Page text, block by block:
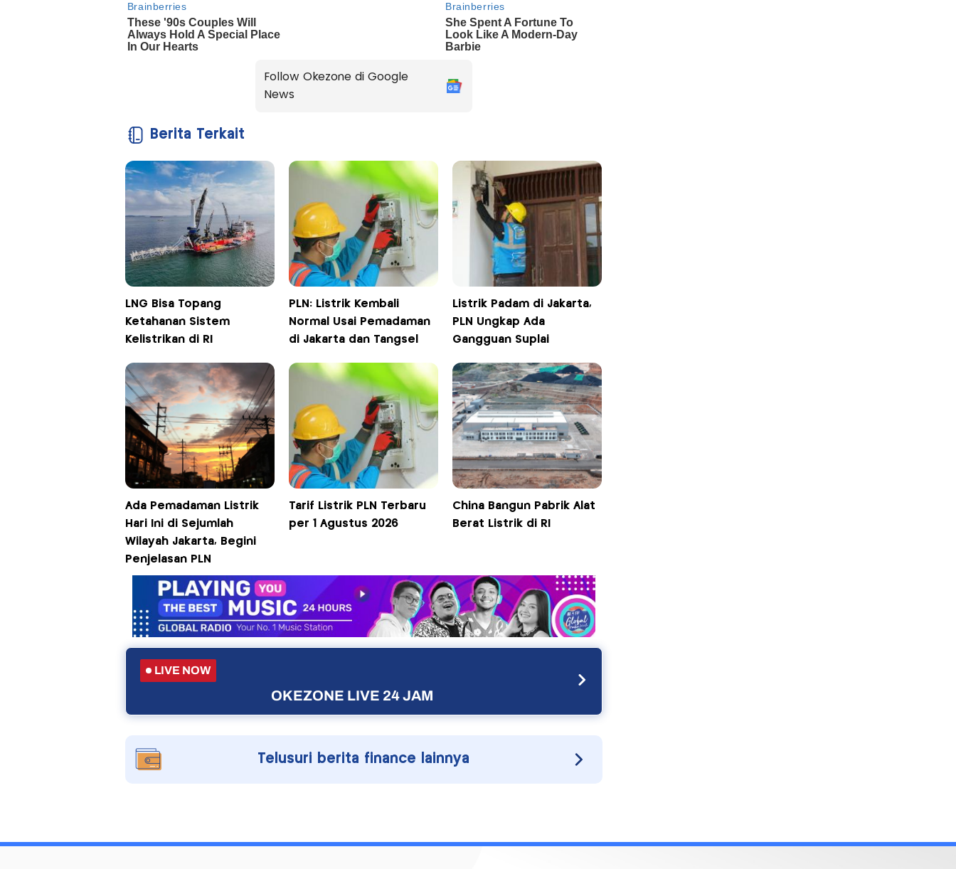
Follow Okezone di Google
News
Berita Terkait
LNG Bisa Topang
Ketahanan Sistem
Kelistrikan di RI
PLN: Listrik Kembali
Normal Usai Pemadaman
di Jakarta dan Tangsel
Listrik Padam di Jakarta,
PLN Ungkap Ada
Gangguan Suplai
Ada Pemadaman Listrik
Hari Ini di Sejumlah
Wilayah Jakarta, Begini
Penjelasan PLN
Tarif Listrik PLN Terbaru
per 1 Agustus 2026
China Bangun Pabrik Alat
Berat Listrik di RI
LIVE NOW
OKEZONE LIVE 24 JAM
Telusuri berita finance lainnya